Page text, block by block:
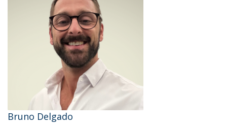
Bruno Delgado